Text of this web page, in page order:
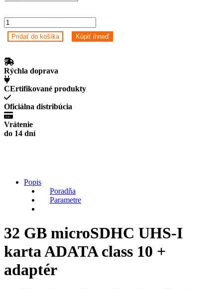
32
GB
microSDHC
I
karta
ADATA
class
10
+
adaptér
quantity
Pridať do košíka Kúpiť ihneď
Rýchla doprava
CErtifikované produkty
Oficiálna distribúcia
Vrátenie
do 14 dní
Popis
Poradňa
Parametre
32 GB microSDHC UHS-I
karta ADATA class 10 +
adaptér